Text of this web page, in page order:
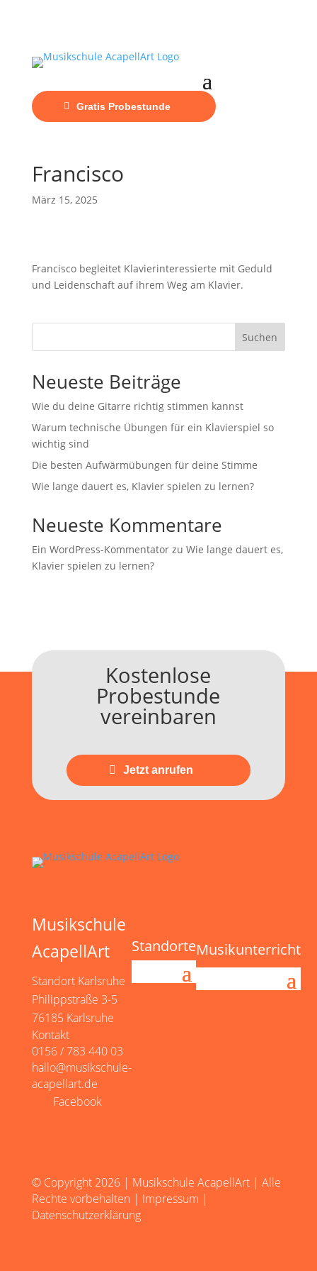
Gratis Probestunde
Francisco
März 15, 2025
Francisco begleitet Klavierinteressierte mit Geduld
und Leidenschaft auf ihrem Weg am Klavier.
Suchen
Neueste Beiträge
Wie du deine Gitarre richtig stimmen kannst
Warum technische Übungen für ein Klavierspiel so
wichtig sind
Die besten Aufwärmübungen für deine Stimme
Wie lange dauert es, Klavier spielen zu lernen?
Neueste Kommentare
Ein WordPress-Kommentatorzu Wie lange dauert es,
Klavier spielen zu lernen?
Kostenlose
Probestunde
vereinbaren
Jetzt anrufen
Musikschule
AcapellArt
Standort Karlsruhe
Philippstraße 3-5
76185 Karlsruhe
Kontakt
0156 / 783 440 03
hallo@musikschule-
acapellart.de
Facebook
StandorteMusikunterricht
© Copyright 2026 | Musikschule AcapellArt | Alle
Rechte vorbehalten | Impressum |
Datenschutzerklärung